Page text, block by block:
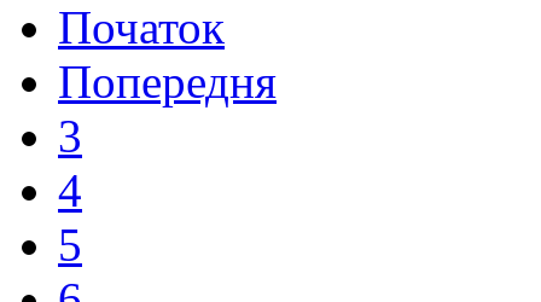
Початок
Попередня
3
4
5